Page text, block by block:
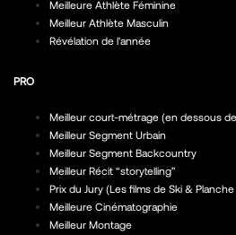
Meilleure Athlète Féminine
Meilleur Athlète Masculin
Révélation de l'année
PRO
Meilleur court-métrage (en dessous
Meilleur Segment Urbain
Meilleur Segment Backcountry
Meilleur Récit “storytelling”
Prix du Jury (Les films de Ski &
Meilleure Cinématographie
Meilleur Montage